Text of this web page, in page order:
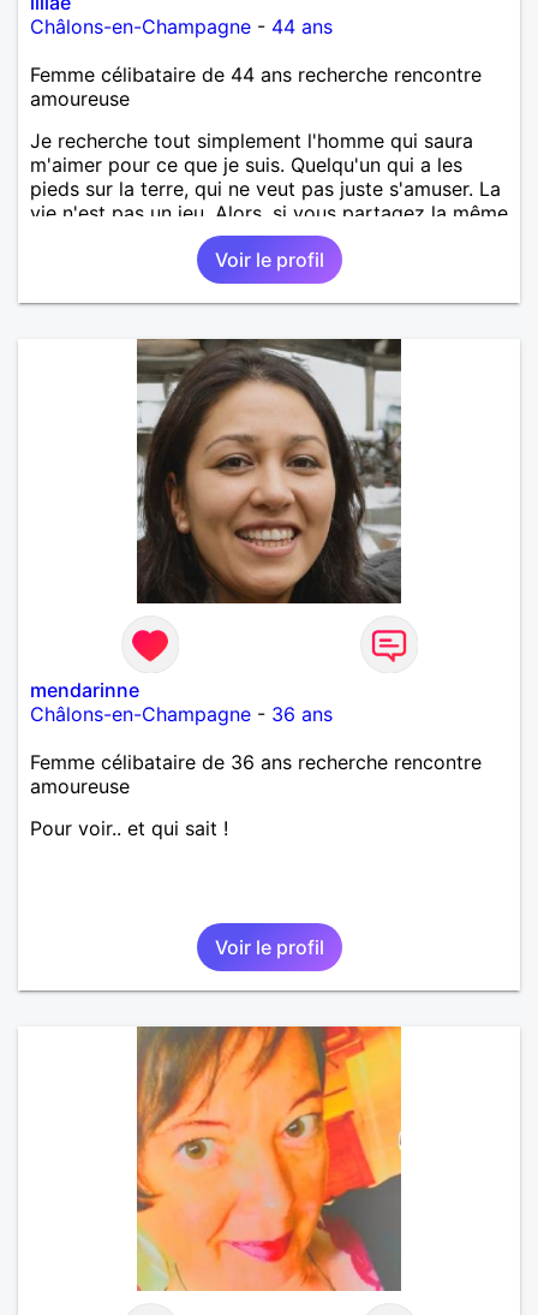
Châlons-en-Champagne - 44 ans
Femme célibataire de 44 ans recherche rencontre
amoureuse
Je recherche tout simplement l'homme qui saura
m'aimer pour ce que je suis. Quelqu'un qui a les
pieds sur la terre, qui ne veut pas juste s'amuser. La
vie n'est pas un jeu. Alors, si vous partagez la même
envie, apprenons à nous connaitre.
Voir le profil
mendarinne
Châlons-en-Champagne - 36 ans
Femme célibataire de 36 ans recherche rencontre
amoureuse
Pour voir.. et qui sait !
Voir le profil